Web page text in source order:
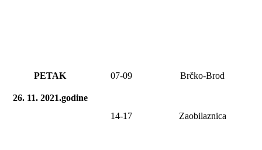
PETAK
26. 11. 2021.godine
07-09 Brčko-Brod
14-1 7 Zaobilaznica